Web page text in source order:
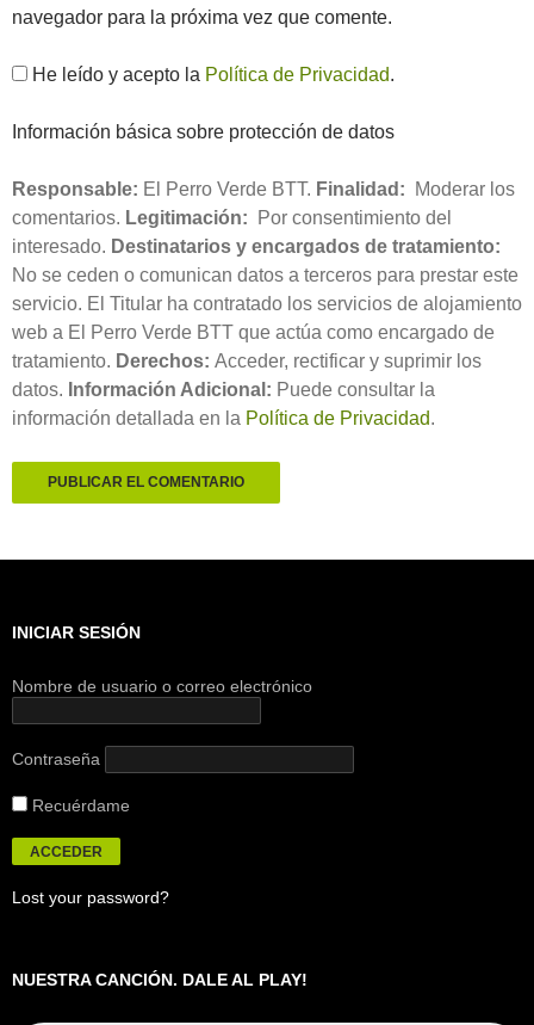
navegador para la próxima vez que comente.
He leído y acepto la Política de Privacidad.
Información básica sobre protección de datos
Responsable: El Perro Verde BTT. Finalidad: Moderar los
comentarios. Legitimación: Por consentimiento del
interesado. Destinatarios y encargados de tratamiento:
No se ceden o comunican datos a terceros para prestar este
servicio. El Titular ha contratado los servicios de alojamiento
web a El Perro Verde BTT que actúa como encargado de
tratamiento. Derechos: Acceder, rectificar y suprimir los
datos. Información Adicional: Puede consultar la
información detallada en la Política de Privacidad.
INICIAR SESIÓN
Nombre de usuario o correo electrónico
Contraseña
Recuérdame
Lost your password?
NUESTRA CANCIÓN. DALE AL PLAY!